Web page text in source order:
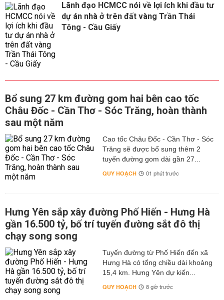
Lãnh đạo HCMCC nói về lợi ích khi đầu tư
dự án nhà ở trên đất vàng Trần Thái
Tông - Cầu Giấy
Bổ sung 27 km đường gom hai bên cao tốc
Châu Đốc - Cần Thơ - Sóc Trăng, hoàn thành
sau một năm
Cao tốc Châu Đốc - Cần Thơ - Sóc
Trăng sẽ được bổ sung thêm 2
tuyến đường gom dài gần 27...
QUY HOẠCH 01 phút trước
Hưng Yên sắp xây đường Phố Hiến - Hưng Hà
gần 16.500 tỷ, bố trí tuyến đường sắt đô thị
chạy song song
Tuyến đường từ Phố Hiến đến xã
Hưng Hà có tổng chiều dài khoảng
15,4 km. Hưng Yên dự kiến...
QUY HOẠCH 8 giờ trước